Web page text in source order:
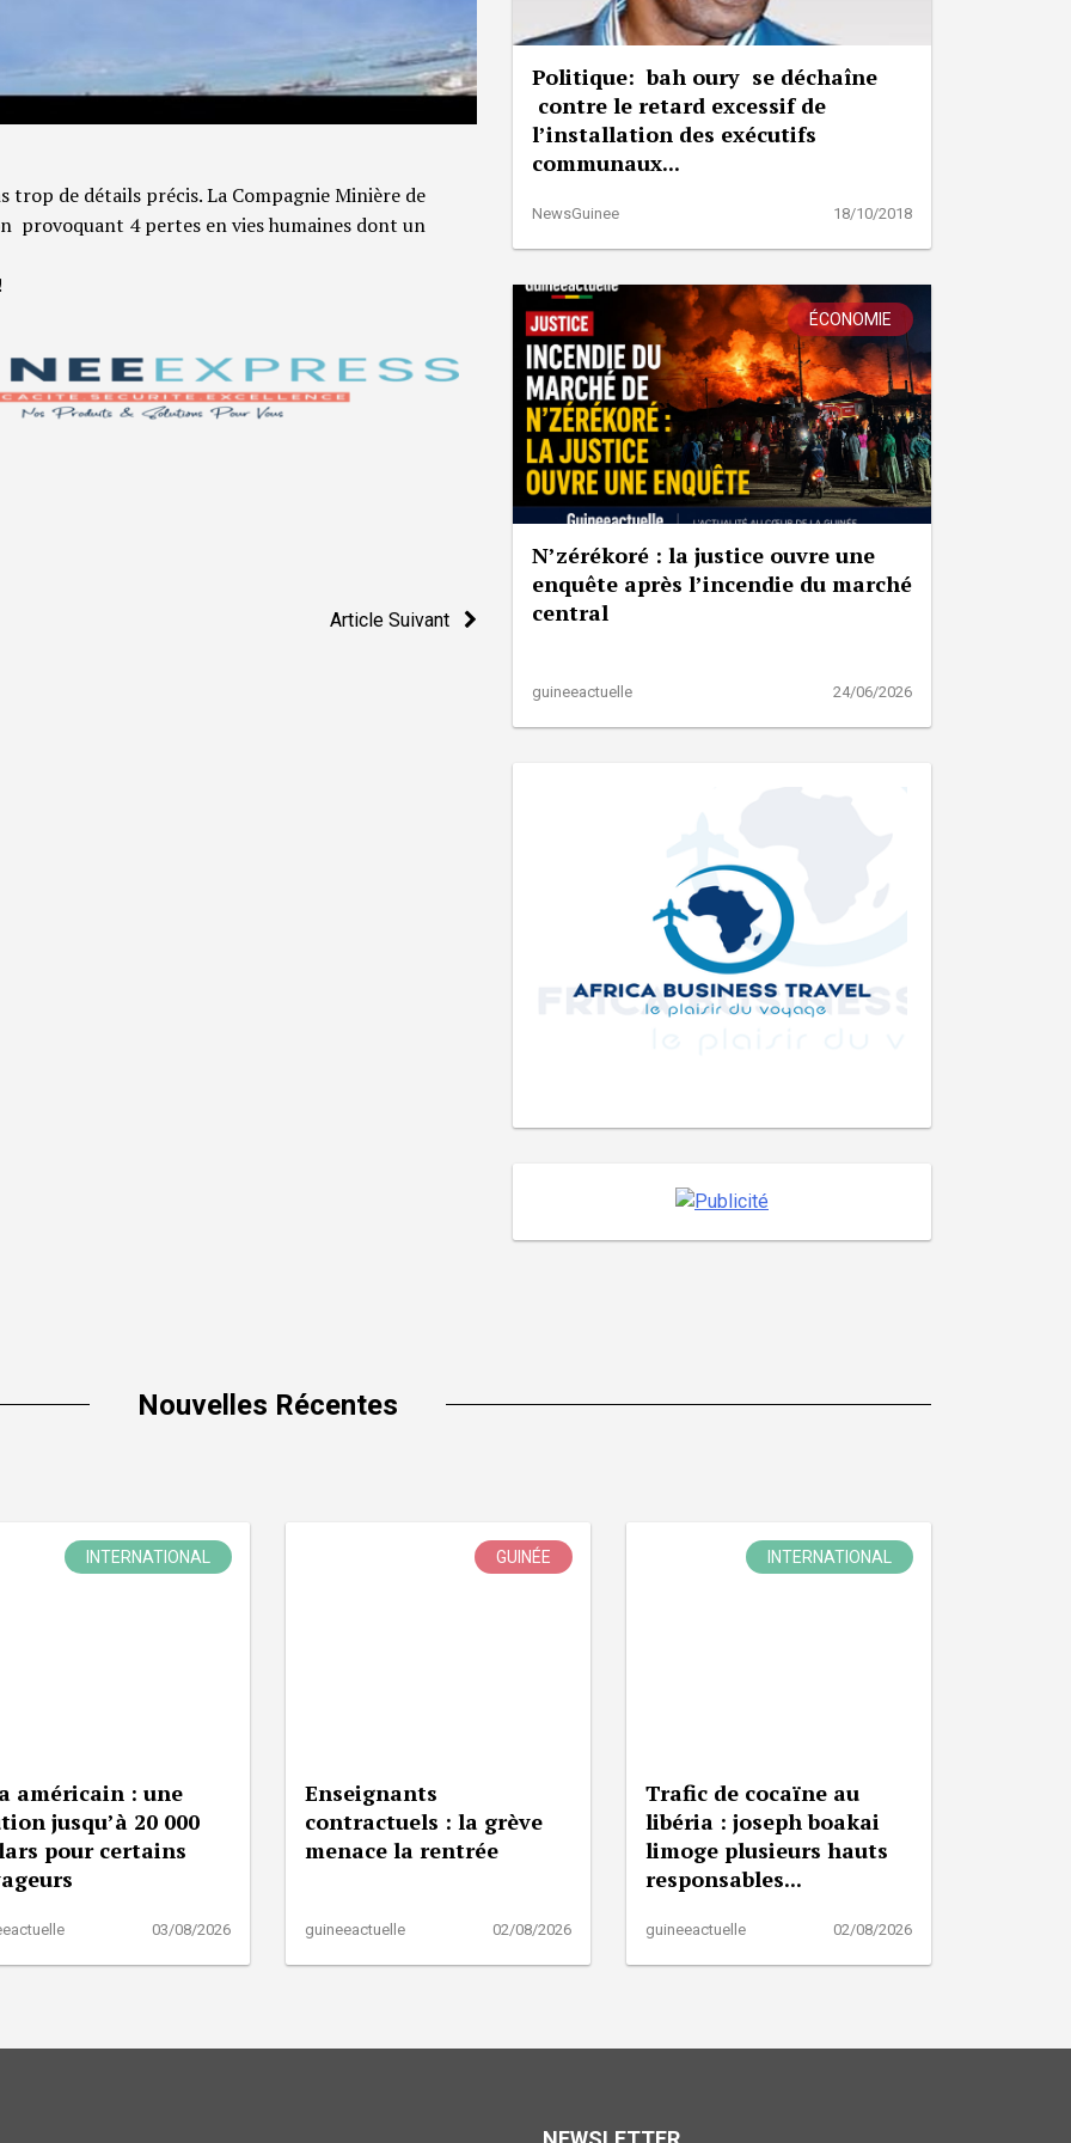
de détails précis. La Compagnie Minière de
provoquant 4 pertes en vies humaines dont un
Article Suivant
Politique: bah oury se déchaîne
contre le retard excessif de
l’installation des exécutifs
communaux...
NewsGuinee 18/10/2018
ÉCONOMIE
N’zérékoré : la justice ouvre une
enquête après l’incendie du marché
central
guineeactuelle 24/06/2026
Nouvelles Récentes
INTERNATIONAL
américain : une
jusqu’à 20 000
pour certains
03/08/2026
GUINÉE
Enseignants
contractuels : la grève
menace la rentrée
guineeactuelle 02/08/2026
INTERNATIONAL
Trafic de cocaïne au
libéria : joseph boakai
limoge plusieurs hauts
responsables...
guineeactuelle 02/08/2026